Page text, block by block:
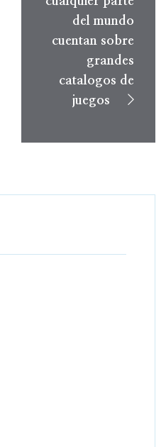
del mundo
cuentan sobre
grandes
catalogos de
juegos